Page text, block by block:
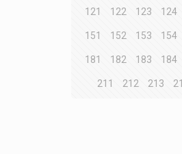
121 122 123 124
151 152 153 154
181 182 183 184
211 212 213